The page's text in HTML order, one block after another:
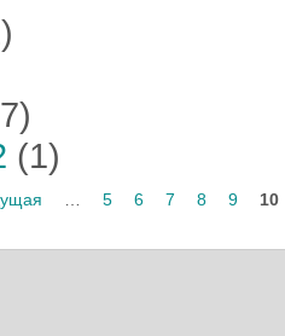
(1)
… 5 6 7 8 9 10